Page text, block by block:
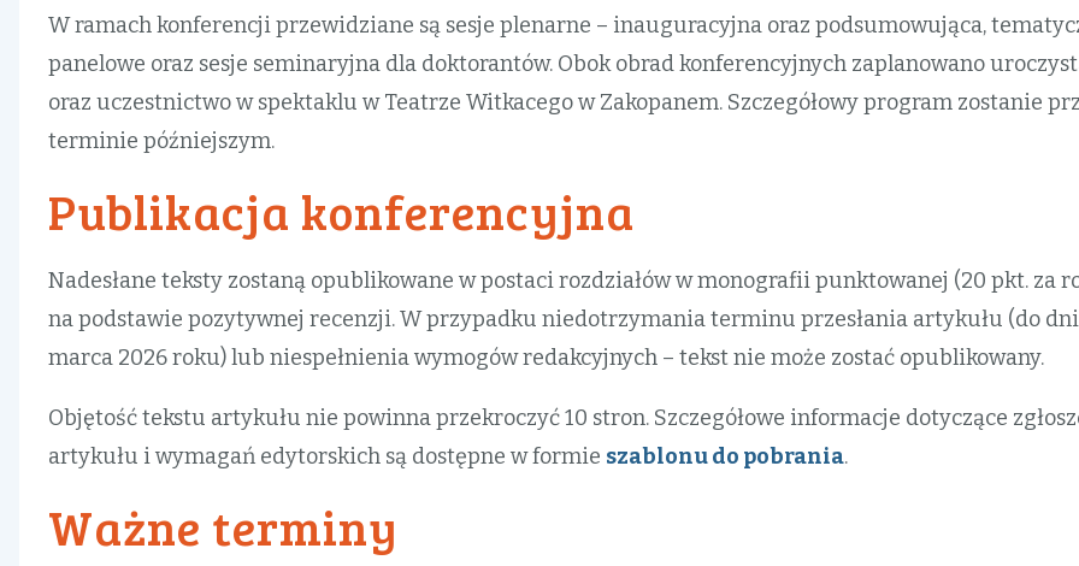
W ramach konferencji przewidziane są sesje plenarne – inauguracyjna oraz podsumowująca,
panelowe oraz sesje seminaryjna dla doktorantów. Obok obrad konferencyjnych zaplanowano
oraz uczestnictwo w spektaklu w Teatrze Witkacego w Zakopanem. Szczegółowy program zostanie
terminie późniejszym.
Publikacja konferencyjna
Nadesłane teksty zostaną opublikowane w postaci rozdziałów w monografii punktowanej (20 pkt. za
na podstawie pozytywnej recenzji. W przypadku niedotrzymania terminu przesłania artykułu (do
marca 2026 roku) lub niespełnienia wymogów redakcyjnych – tekst nie może zostać opublikowany.
Objętość tekstu artykułu nie powinna przekroczyć 10 stron. Szczegółowe informacje dotyczące
artykułu i wymagań edytorskich są dostępne w formie szablonu do pobrania.
Ważne terminy